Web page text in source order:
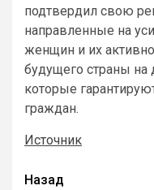
подтвердил свою
направленные на
женщин и их
будущего страны на
которые
граждан.
Источник
Назад